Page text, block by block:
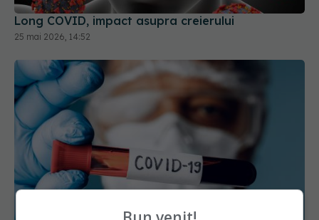
Long COVID, impact asupra creierului
25 mai 2026, 14:52